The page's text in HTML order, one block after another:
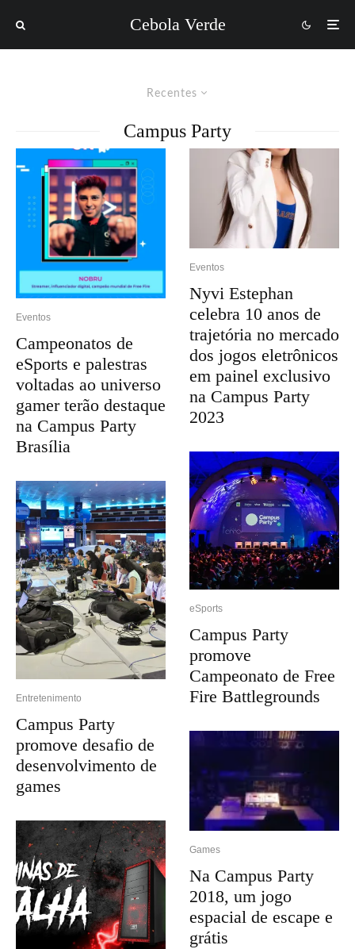
Cebola Verde
Recentes
Campus Party
Eventos
Campeonatos de
eSports e palestras
voltadas ao universo
gamer terão destaque
na Campus Party
Brasília
Entretenimento
Campus Party
promove desafio de
desenvolvimento de
games
Eventos
Nyvi Estephan
celebra 10 anos de
trajetória no mercado
dos jogos eletrônicos
em painel exclusivo
na Campus Party
2023
eSports
Campus Party
promove
Campeonato de Free
Fire Battlegrounds
Games
Na Campus Party
2018, um jogo
espacial de escape e
grátis